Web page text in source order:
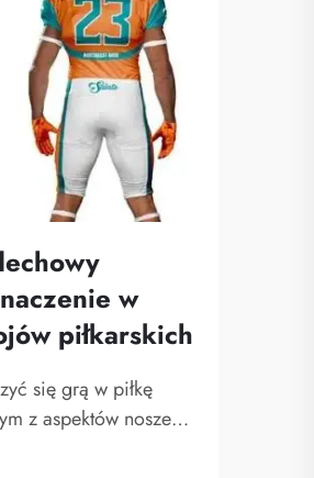
w
piłkarskich
się grą w piłkę
z aspektów noszenia